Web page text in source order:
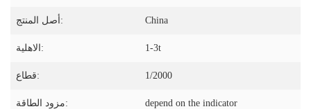
أصل المنتج: China
الاهلية: 1-3t
قطاع: 1/2000
مزود الطاقة: depend on the indicator